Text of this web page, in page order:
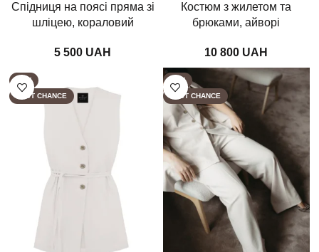
Спідниця на поясі пряма зі
шліцею, кораловий
UAH
Костюм з жилетом та
брюками, айворі
UAH
HOT
LAST CHANCE
HOT
LAST CHANCE